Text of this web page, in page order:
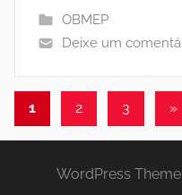
OBMEP
Deixe um
Paginação
de
posts
1 2 3 »
WordPress